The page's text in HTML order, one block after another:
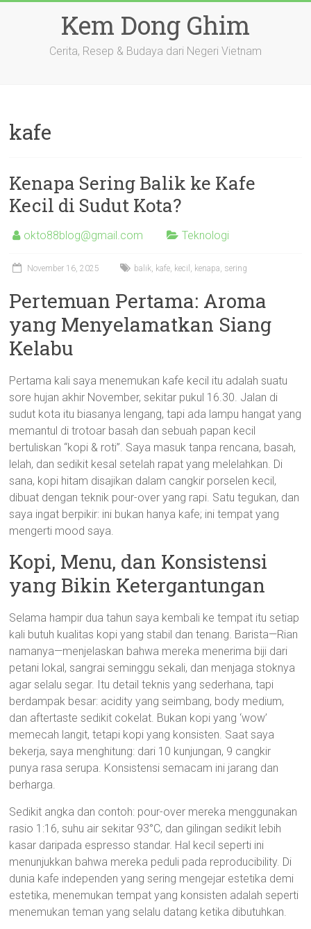
Kem Dong Ghim
Cerita, Resep & Budaya dari Negeri Vietnam
kafe
Kenapa Sering Balik ke Kafe
Kecil di Sudut Kota?
okto88blog@gmail.com Teknologi
November 16, 2025 balik, kafe, kecil , kenapa, sering
Pertemuan Pertama: Aroma
yang Menyelamatkan Siang
Kelabu
Pertama kali saya menemukan kafe kecil itu adalah suatu
sore hujan akhir November, sekitar pukul 16.30. Jalan di
sudut kota itu biasanya lengang, tapi ada lampu hangat yang
memantul di trotoar basah dan sebuah papan kecil
bertuliskan “kopi & roti”. Saya masuk tanpa rencana, basah,
lelah, dan sedikit kesal setelah rapat yang melelahkan. Di
sana, kopi hitam disajikan dalam cangkir porselen kecil,
dibuat dengan teknik pour-over yang rapi. Satu tegukan, dan
saya ingat berpikir: ini bukan hanya kafe; ini tempat yang
mengerti mood saya.
Kopi, Menu, dan Konsistensi
yang Bikin Ketergantungan
Selama hampir dua tahun saya kembali ke tempat itu setiap
kali butuh kualitas kopi yang stabil dan tenang. Barista—Rian
namanya—menjelaskan bahwa mereka menerima biji dari
petani lokal, sangrai seminggu sekali, dan menjaga stoknya
agar selalu segar. Itu detail teknis yang sederhana, tapi
berdampak besar: acidity yang seimbang, body medium,
dan aftertaste sedikit cokelat. Bukan kopi yang ‘wow’
memecah langit, tetapi kopi yang konsisten. Saat saya
bekerja, saya menghitung: dari 10 kunjungan, 9 cangkir
punya rasa serupa. Konsistensi semacam ini jarang dan
berharga.
Sedikit angka dan contoh: pour-over mereka menggunakan
rasio 1:16, suhu air sekitar 93°C, dan gilingan sedikit lebih
kasar daripada espresso standar. Hal kecil seperti ini
menunjukkan bahwa mereka peduli pada reproducibility. Di
dunia kafe independen yang sering mengejar estetika demi
estetika, menemukan tempat yang konsisten adalah seperti
menemukan teman yang selalu datang ketika dibutuhkan.